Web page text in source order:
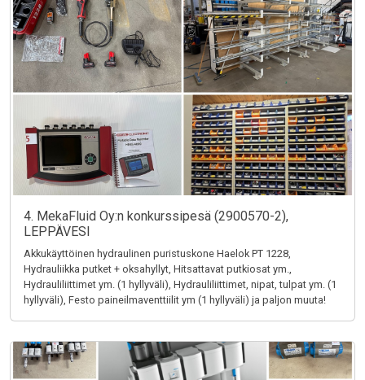
4. MekaFluid Oy:n konkurssipesä (2900570-2),
LEPPÄVESI
Akkukäyttöinen hydraulinen puristuskone Haelok PT 1228,
Hydrauliikka putket + oksahyllyt, Hitsattavat putkiosat ym.,
Hydrauliliittimet ym. (1 hyllyväli), Hydrauliliittimet, nipat, tulpat ym. (1
hyllyväli), Festo paineilmaventtiilit ym (1 hyllyväli) ja paljon muuta!